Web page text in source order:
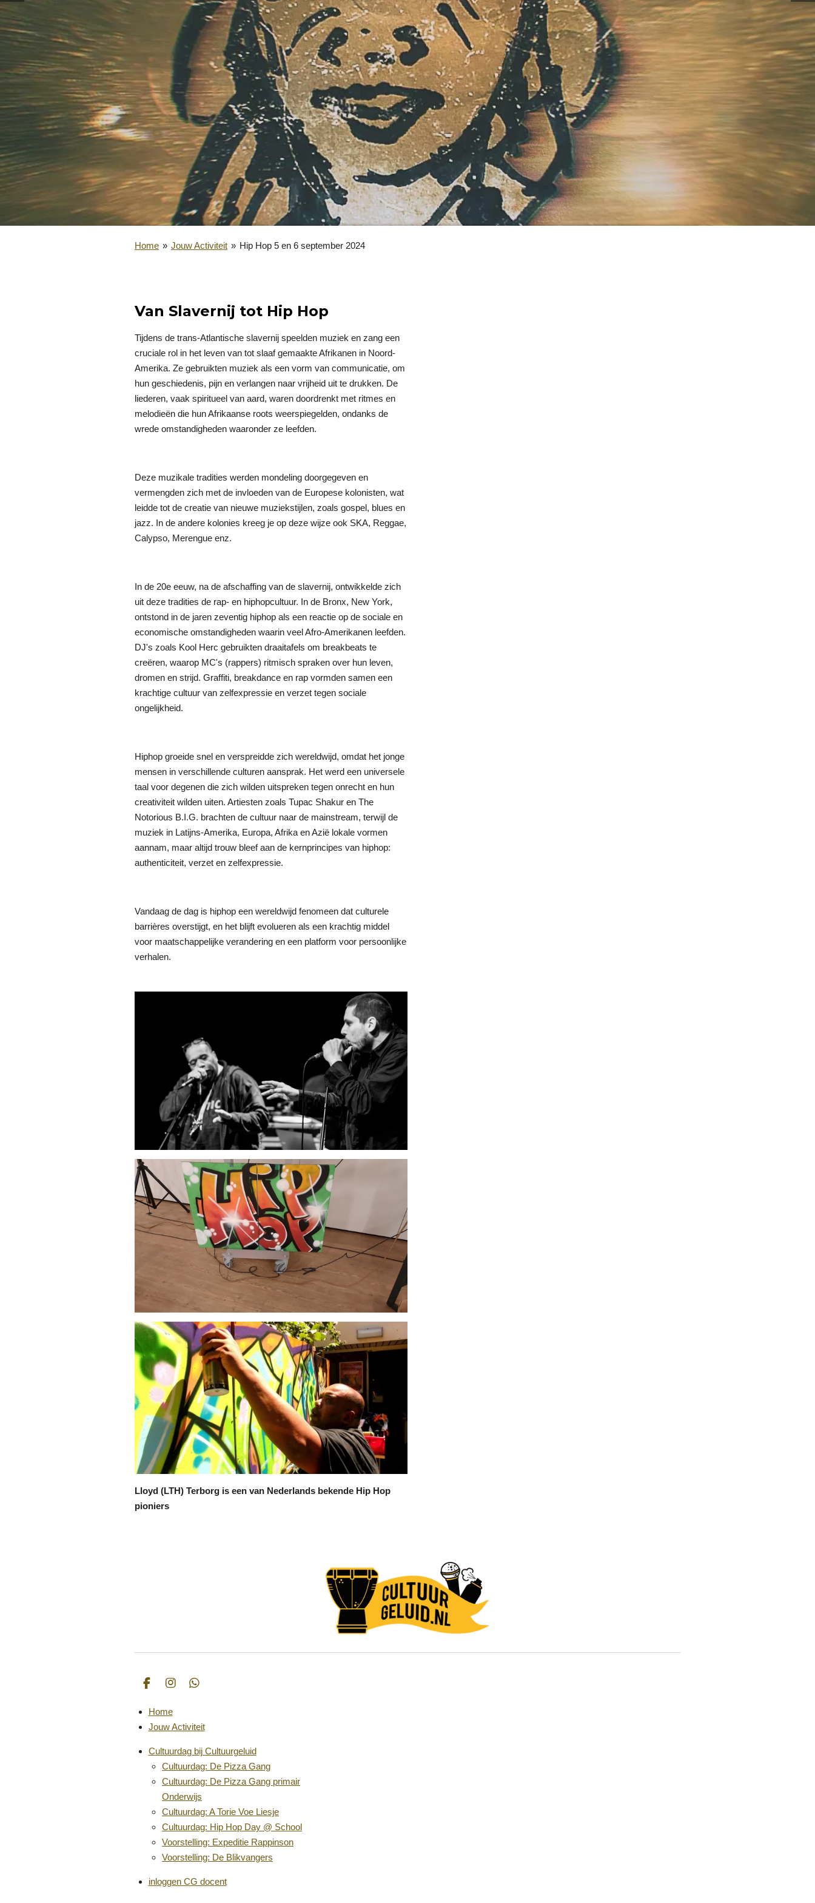
Home » Jouw Activiteit » Hip Hop 5 en 6 september 2024
Van Slavernij tot Hip Hop
Tijdens de trans-Atlantische slavernij speelden muziek en zang een
cruciale rol in het leven van tot slaaf gemaakte Afrikanen in Noord-
Amerika. Ze gebruikten muziek als een vorm van communicatie, om
hun geschiedenis, pijn en verlangen naar vrijheid uit te drukken. De
liederen, vaak spiritueel van aard, waren doordrenkt met ritmes en
melodieën die hun Afrikaanse roots weerspiegelden, ondanks de
wrede omstandigheden waaronder ze leefden.
Deze muzikale tradities werden mondeling doorgegeven en
vermengden zich met de invloeden van de Europese kolonisten, wat
leidde tot de creatie van nieuwe muziekstijlen, zoals gospel, blues en
jazz. In de andere kolonies kreeg je op deze wijze ook SKA, Reggae,
Calypso, Merengue enz.
In de 20e eeuw, na de afschaffing van de slavernij, ontwikkelde zich
uit deze tradities de rap- en hiphopcultuur. In de Bronx, New York,
ontstond in de jaren zeventig hiphop als een reactie op de sociale en
economische omstandigheden waarin veel Afro-Amerikanen leefden.
DJ's zoals Kool Herc gebruikten draaitafels om breakbeats te
creëren, waarop MC's (rappers) ritmisch spraken over hun leven,
dromen en strijd. Graffiti, breakdance en rap vormden samen een
krachtige cultuur van zelfexpressie en verzet tegen sociale
ongelijkheid.
Hiphop groeide snel en verspreidde zich wereldwijd, omdat het jonge
mensen in verschillende culturen aansprak. Het werd een universele
taal voor degenen die zich wilden uitspreken tegen onrecht en hun
creativiteit wilden uiten. Artiesten zoals Tupac Shakur en The
Notorious B.I.G. brachten de cultuur naar de mainstream, terwijl de
muziek in Latijns-Amerika, Europa, Afrika en Azië lokale vormen
aannam, maar altijd trouw bleef aan de kernprincipes van hiphop:
authenticiteit, verzet en zelfexpressie.
Vandaag de dag is hiphop een wereldwijd fenomeen dat culturele
barrières overstijgt, en het blijft evolueren als een krachtig middel
voor maatschappelijke verandering en een platform voor persoonlijke
verhalen.
Lloyd (LTH) Terborg is een van Nederlands bekende Hip Hop
pioniers
F
c
b
o
I
s
a
r
a
W
s
p
p
Home
Jouw Activiteit
Cultuurdag bij Cultuurgeluid
Cultuurdag: De Pizza Gang
Cultuurdag: De Pizza Gang primair
Onderwijs
Cultuurdag: A Torie Voe Liesje
Cultuurdag: Hip Hop Day @ School
Voorstelling: Expeditie Rappinson
Voorstelling: De Blikvangers
inloggen CG docent